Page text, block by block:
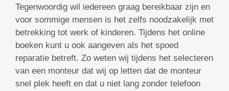
Tegenwoordig wil iedereen graag bereikbaar zijn en
voor sommige mensen is het zelfs noodzakelijk met
betrekking tot werk of kinderen. Tijdens het online
boeken kunt u ook aangeven als het spoed
reparatie betreft. Zo weten wij tijdens het selecteren
van een monteur dat wij op letten dat de monteur
snel plek heeft en dat u niet lang zonder telefoon